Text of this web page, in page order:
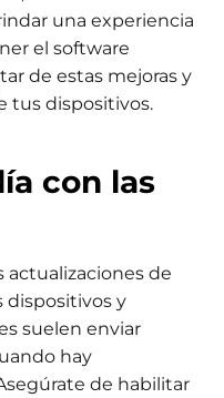
una experiencia
el software
de estas mejoras y
tus dispositivos.
con las
actualizaciones de
dispositivos y
suelen enviar
hay
de habilitar